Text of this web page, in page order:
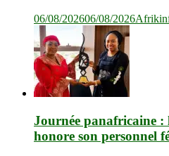
06/08/202606/08/2026
Journée panafricaine
honore son personnel